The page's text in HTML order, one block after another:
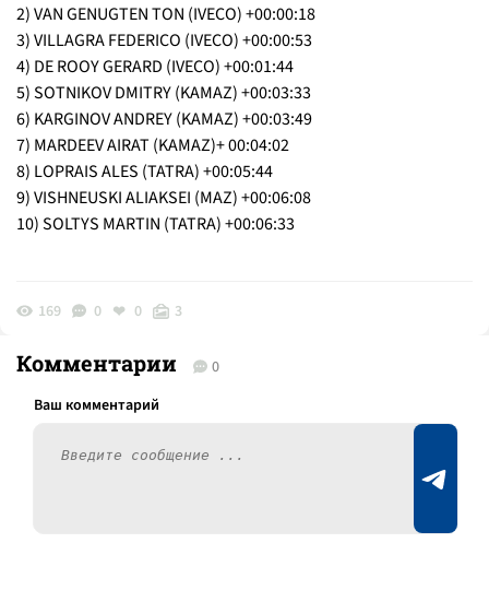
2) VAN GENUGTEN TON (IVECO) +00:00:18
3) VILLAGRA FEDERICO (IVECO) +00:00:53
4) DE ROOY GERARD (IVECO) +00:01:44
5) SOTNIKOV DMITRY (KAMAZ) +00:03:33
6) KARGINOV ANDREY (KAMAZ) +00:03:49
7) MARDEEV AIRAT (KAMAZ)+ 00:04:02
8) LOPRAIS ALES (TATRA) +00:05:44
9) VISHNEUSKI ALIAKSEI (MAZ) +00:06:08
10) SOLTYS MARTIN (TATRA) +00:06:33
169 0 0 3
Комментарии 0